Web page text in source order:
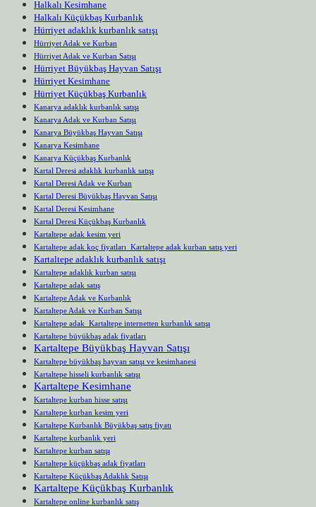
Halkalı Kesimhane
Halkalı Küçükbaş Kurbanlık
Hürriyet adaklık kurbanlık satışı
Hürriyet Adak ve Kurban
Hürriyet Adak ve Kurban Satışı
Hürriyet Büyükbaş Hayvan Satışı
Hürriyet Kesimhane
Hürriyet Küçükbaş Kurbanlık
Kanarya adaklık kurbanlık satışı
Kanarya Adak ve Kurban Satışı
Kanarya Büyükbaş Hayvan Satışı
Kanarya Kesimhane
Kanarya Küçükbaş Kurbanlık
Kartal Deresi adaklık kurbanlık satışı
Kartal Deresi Adak ve Kurban
Kartal Deresi Büyükbaş Hayvan Satışı
Kartal Deresi Kesimhane
Kartal Deresi Küçükbaş Kurbanlık
Kartaltepe adak kesim yeri
Kartaltepe adak koç fiyatları Kartaltepe adak kurban satış yeri
Kartaltepe adaklık kurbanlık satışı
Kartaltepe adaklık kurban satışı
Kartaltepe adak satış
Kartaltepe Adak ve Kurbanlık
Kartaltepe Adak ve Kurban Satışı
Kartaltepe adak Kartaltepe internetten kurbanlık satışı
Kartaltepe büyükbaş adak fiyatları
Kartaltepe Büyükbaş Hayvan Satışı
Kartaltepe büyükbaş hayvan satışı ve kesimhanesi
Kartaltepe hisseli kurbanlık satışı
Kartaltepe Kesimhane
Kartaltepe kurban hisse satışı
Kartaltepe kurban kesim yeri
Kartaltepe Kurbanlık Büyükbaş satış fiyatı
Kartaltepe kurbanlık yeri
Kartaltepe kurban satışı
Kartaltepe küçükbaş adak fiyatları
Kartaltepe Küçükbaş Adaklık Satışı
Kartaltepe Küçükbaş Kurbanlık
Kartaltepe online kurbanlık satış